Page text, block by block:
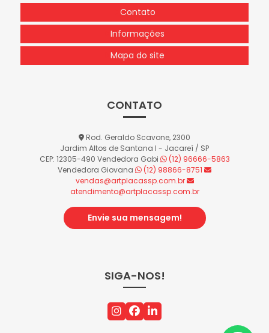
Contato
Informações
Mapa do site
CONTATO
Rod. Geraldo Scavone, 2300
Jardim Altos de Santana I - Jacareí / SP
CEP: 12305-490 Vendedora Gabi
(12) 96666-5863
Vendedora Giovana
(12) 98866-8751
vendas@artplacassp.com.br
atendimento@artplacassp.com.br
Envie sua mensagem!
SIGA-NOS!